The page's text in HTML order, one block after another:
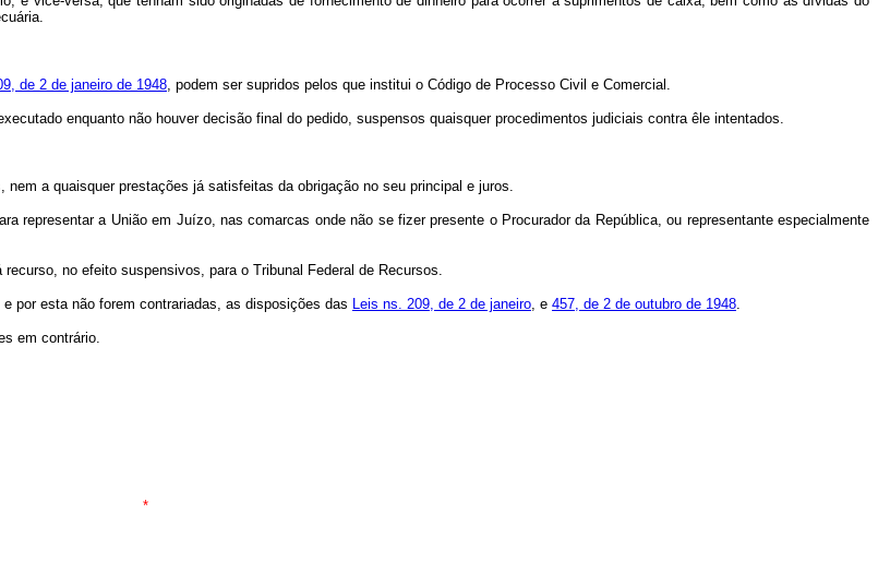
de 2 de janeiro de 1948, podem ser supridos pelos que institui o Código de Processo Civil e Comercial.
enquanto não houver decisão final do pedido, suspensos quaisquer procedimentos judiciais contra êle intentados.
a quaisquer prestações já satisfeitas da obrigação no seu principal e juros.
representar a União em Juízo, nas comarcas onde não se fizer presente o Procurador da República, ou representante especialmente
no efeito suspensivos, para o Tribunal Federal de Recursos.
por esta não forem contrariadas, as disposições das Leis ns. 209, de 2 de janeiro, e 457, de 2 de outubro de 1948.
em contrário.
*